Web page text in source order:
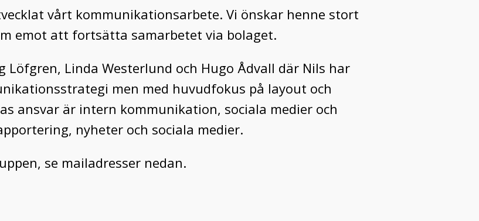
vårt kommunikationsarbete. Vi önskar henne stort
emot att fortsätta samarbetet via bolaget.
Linda Westerlund och Hugo Ådvall där Nils har
men med huvudfokus på layout och
ansvar är intern kommunikation, sociala medier och
nyheter och sociala medier.
se mailadresser nedan.